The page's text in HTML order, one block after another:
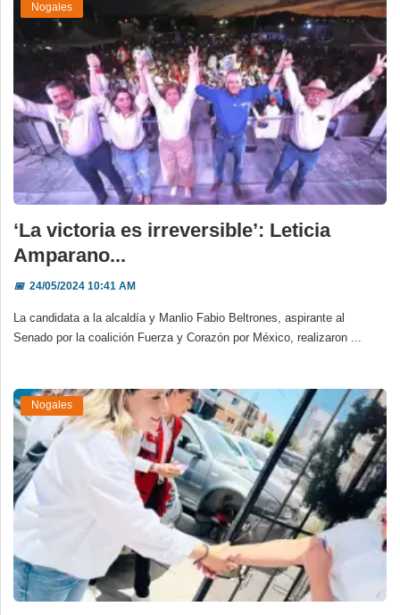
Nogales
‘La victoria es irreversible’: Leticia
Amparano...
📅24/05/2024 10:41 AM
La candidata a la alcaldía y Manlio Fabio Beltrones, aspirante al
Senado por la coalición Fuerza y Corazón por México, realizaron ...
Nogales